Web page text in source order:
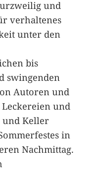
und
verhaltenes
unter den
bis
swingenden
Autoren und
und
und Keller
in
Nachmittag.